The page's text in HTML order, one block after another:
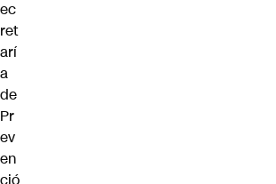
ec
ret
arí
a
de
Pr
ev
en